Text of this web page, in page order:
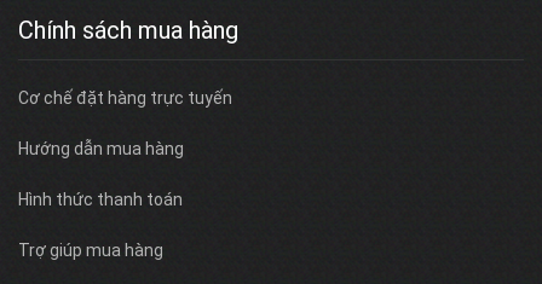
Chính sách mua hàng
Cơ chế đặt hàng trực tuyến
Hướng dẫn mua hàng
Hình thức thanh toán
Trợ giúp mua hàng